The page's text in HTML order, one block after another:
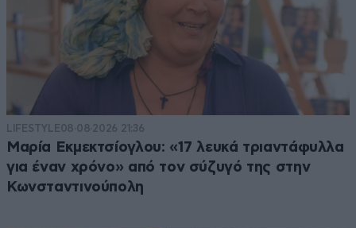
LIFESTYLE08·08·2026 21:36
Μαρία Εκμεκτσίογλου: «17 λευκά τριαντάφυλλα
για έναν χρόνο» από τον σύζυγό της στην
Κωνσταντινούπολη